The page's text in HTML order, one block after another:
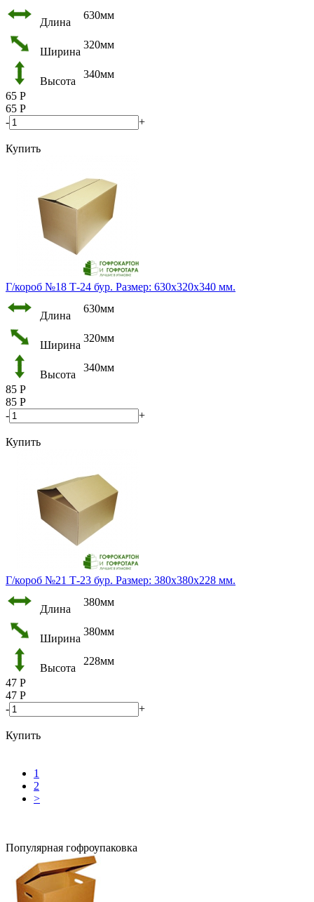
Длина
630мм
Ширина
320мм
Высота
340мм
65 Р
65 Р
-
+
Купить
Г/короб №18 Т-24 бур. Размер: 630х320х340 мм.
Длина
630мм
Ширина
320мм
Высота
340мм
85 Р
85 Р
-
+
Купить
Г/короб №21 Т-23 бур. Размер: 380х380х228 мм.
Длина
380мм
Ширина
380мм
Высота
228мм
47 Р
47 Р
-
+
Купить
1
2
>
Популярная гофроупаковка